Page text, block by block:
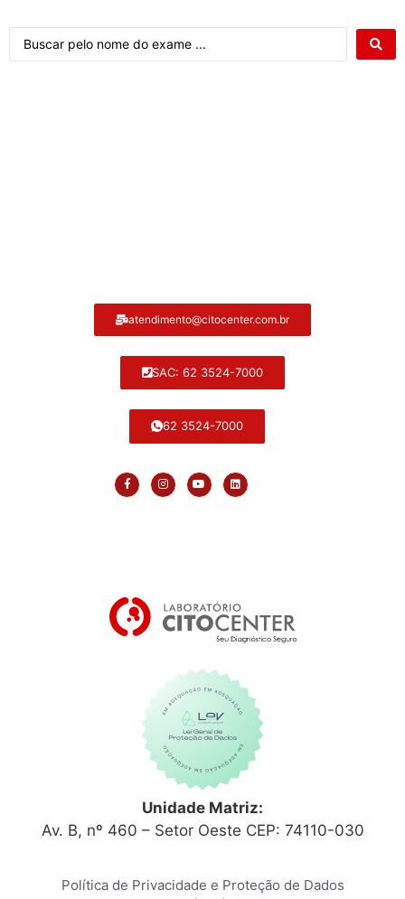
atendimento@citocenter.com.br
SAC: 62 3524-7000
62 3524-7000
Unidade Matriz:
Av. B, nº 460 – Setor Oeste CEP: 74110-030
Política de Privacidade e Proteção de Dados